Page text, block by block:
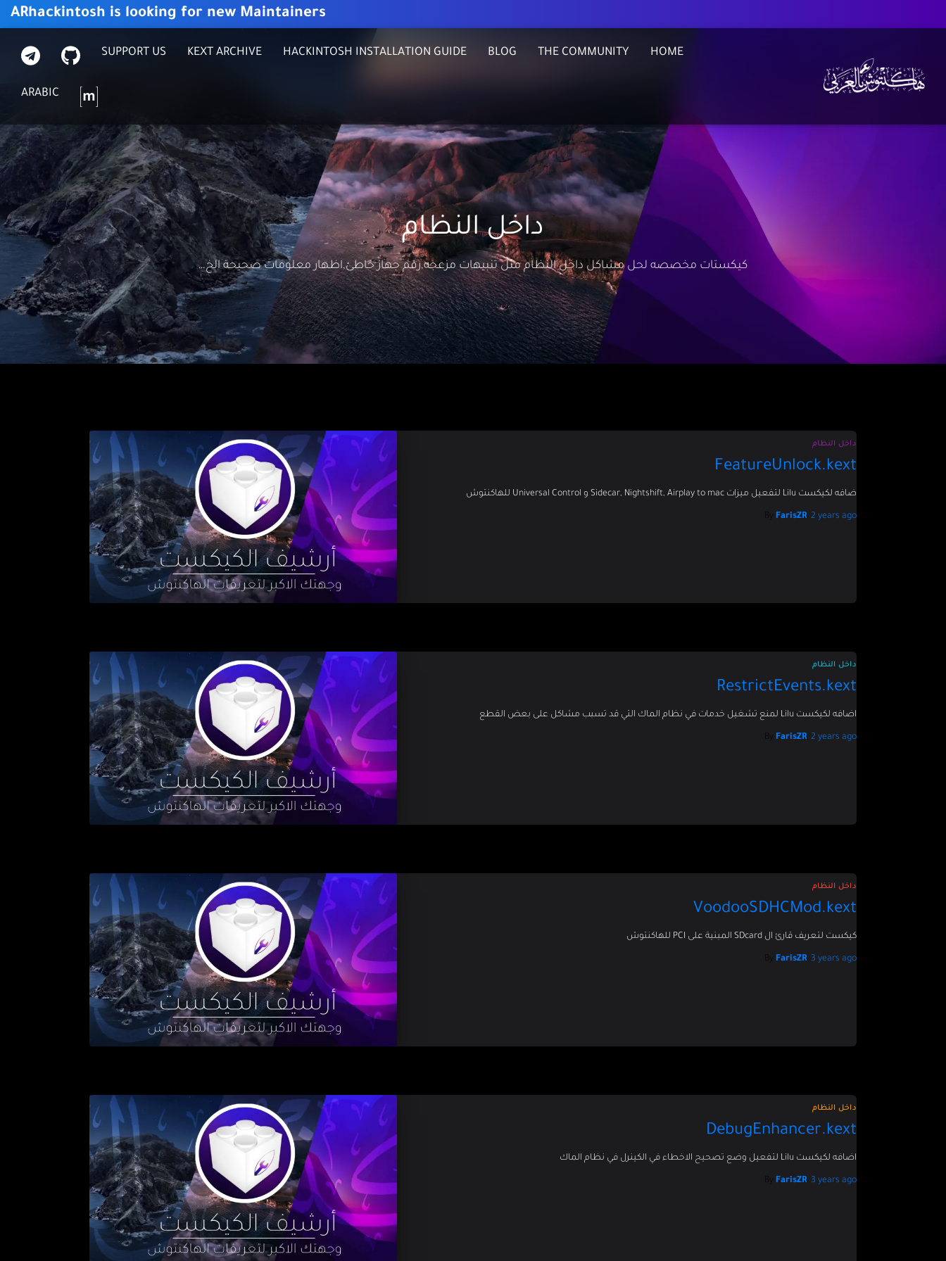
ARhackintosh is looking for new Maintainers
HOME
THE COMMUNITY
BLOG
HACKINTOSH INSTALLATION GUIDE
KEXT ARCHIVE
SUPPORT US
GITHUB تيليجرام
ماتركسARABIC
داخل النظام
كيكستات مخصصه لحل مشاكل داخل النظام مثل تنبيهات مزعجه,رقم جهاز خاطئ,اظهار معلومات صحيحة الخ…
داخل النظام
FeatureUnlock.kext
ضافه لكيكست Lilu لتفعيل ميزات Sidecar, Nightshift, Airplay to mac و Universal Control للهاكنتوش
FarisZR, 2 years ago
داخل النظام
RestrictEvents.kext
اضافه لكيكست Lilu لمنع تشغيل خدمات في نظام الماك التي قد تسبب مشاكل على بعض القطع
FarisZR, 2 years ago
داخل النظام
VoodooSDHCMod.kext
كيكست لتعريف قارئ ال SDcard المبنية على PCI للهاكنتوش
FarisZR, 3 years ago
داخل النظام
DebugEnhancer.kext
اضافه لكيكست Lilu لتفعيل وضع تصحيح الاخطاء في الكينرل في نظام الماك
FarisZR, 3 years ago